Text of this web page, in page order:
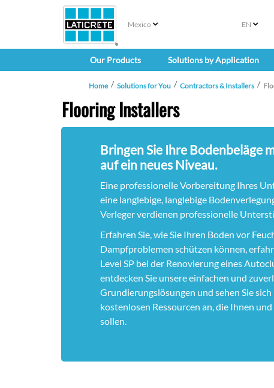
Mexico EN
Our Products Solutions by Application
Home Solutions for You Contractors & Installers
Flooring Installers
Bringen Sie Ihre Bodenbeläge
auf ein neues Niveau.
Eine professionelle Vorbereitung Ihres
eine langlebige, langlebige
Verleger verdienen professionelle
Erfahren Sie, wie Sie Ihren Boden vor
Dampfproblemen schützen können,
Level SP bei der Renovierung eines
entdecken Sie unsere einfachen und
Grundierungslösungen und sehen Sie
kostenlosen Ressourcen an, die Ihnen
sollen.